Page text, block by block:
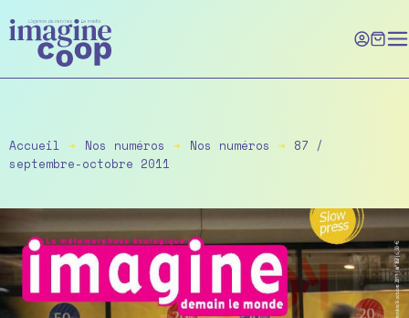
to
the
content
Accueil ➔ Nos numéros ➔ Nos numéros ➔ 87 /
septembre-octobre 2011